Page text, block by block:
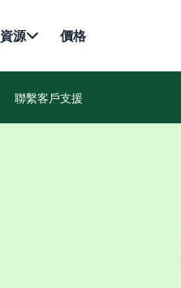
資源 價格
聯繫客戶支援